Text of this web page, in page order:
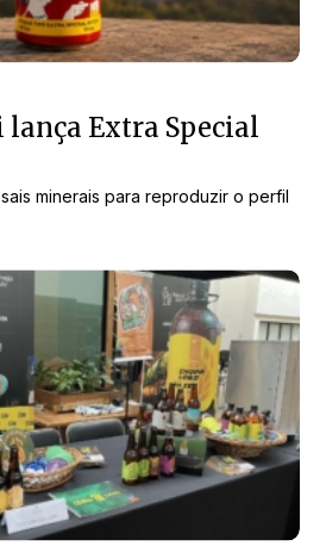
lança Extra Special
minerais para reproduzir o perfil